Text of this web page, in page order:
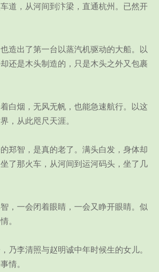
道，从河间到汴梁，直通杭州。已然开
造出了第一台以蒸汽机驱动的大船。以
还是木头制造的，只是木头之外又包裹
白烟，无风无帆，也能急速航行。以这
，从此咫尺天涯。
郑智，是真的老了。满头白发，身体却
了那火车，从河间到运河码头，坐了几
，一会闭着眼睛，一会又睁开眼睛。似
。
乃李清照与赵明诚中年时候生的女儿。
情。